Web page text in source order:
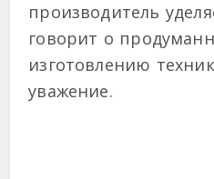
производитель
говорит о
изготовлению
уважение.